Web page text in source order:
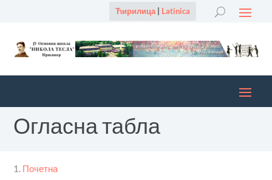
Ћирилица| Latinica
Огласна табла
Почетна